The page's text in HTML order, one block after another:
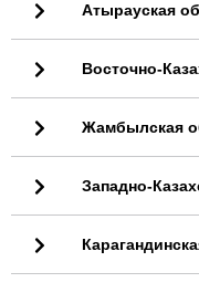
Атырауская
Восточно-
Жамбылская
Западно-